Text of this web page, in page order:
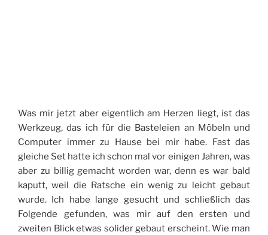
Was mir jetzt aber eigentlich am Herzen liegt, ist das
Werkzeug, das ich für die Basteleien an Möbeln und
Computer immer zu Hause bei mir habe. Fast das
gleiche Set hatte ich schon mal vor einigen Jahren, was
aber zu billig gemacht worden war, denn es war bald
kaputt, weil die Ratsche ein wenig zu leicht gebaut
wurde. Ich habe lange gesucht und schließlich das
Folgende gefunden, was mir auf den ersten und
zweiten Blick etwas solider gebaut erscheint.Wie man